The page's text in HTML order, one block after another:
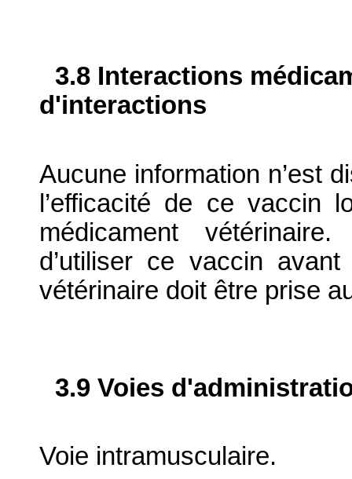
3.8 Interactions
d'interactions
Aucune information n’est
l’efficacité de ce vaccin
médicament
d’utiliser ce vaccin
vétérinaire doit être prise
3.9 Voies
Voie intramusculaire.